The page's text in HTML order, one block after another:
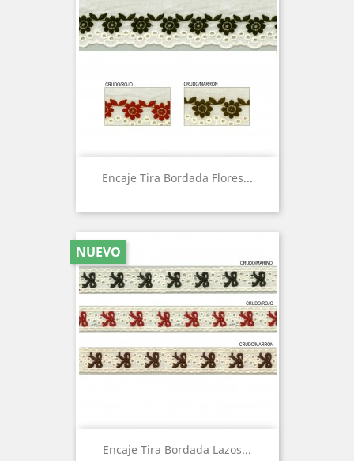
Encaje Tira Bordada Flores...
Encaje Tira Bordada Lazos...
NUEVO